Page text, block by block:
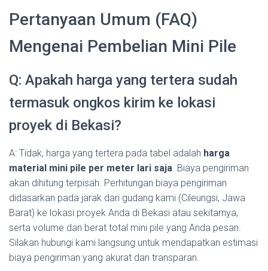
Pertanyaan Umum (FAQ)
Mengenai Pembelian Mini Pile
Q: Apakah harga yang tertera sudah
termasuk ongkos kirim ke lokasi
proyek di Bekasi?
A: Tidak, harga yang tertera pada tabel adalah harga
material mini pile per meter lari saja. Biaya pengiriman
akan dihitung terpisah. Perhitungan biaya pengiriman
didasarkan pada jarak dari gudang kami (Cileungsi, Jawa
Barat) ke lokasi proyek Anda di Bekasi atau sekitarnya,
serta volume dan berat total mini pile yang Anda pesan.
Silakan hubungi kami langsung untuk mendapatkan estimasi
biaya pengiriman yang akurat dan transparan.